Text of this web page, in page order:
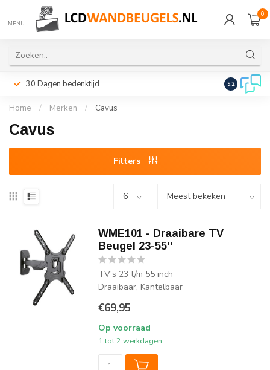
MENU
0
30 Dagen bedenktijd Snelle
9.2
Home / Merken / Cavus
Cavus
Filters
WME101 - Draaibare TV
Beugel 23-55''
TV's 23 t/m 55 inch
Draaibaar, Kantelbaar
€69,95
Op voorraad
1 tot 2 werkdagen